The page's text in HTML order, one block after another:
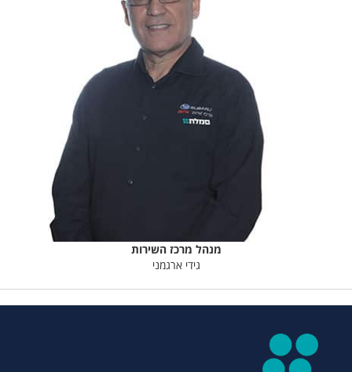
מנהל מרכז השירות
גידי ארגמני